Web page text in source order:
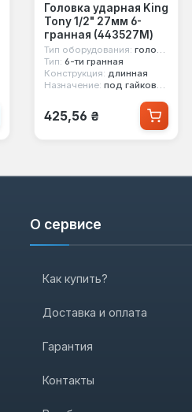
Головка ударная King
Tony 1/2" 27мм 6-
гранная (443527M)
Тип оборудования: головка ударная
Тип: 6-ти гранная
Конструкция: длинная
Назначение: под гайковерт
Обычная цена:
425,56 ₴
О сервисе
Как купить?
Доставка и оплата
Гарантия
Контакты